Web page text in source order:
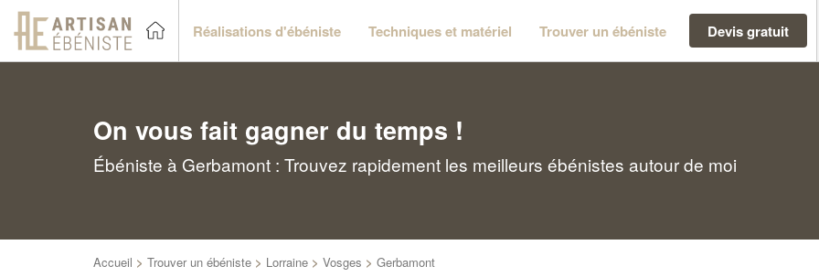
Réalisations d'ébéniste Techniques et matériel Trouver un ébéniste Devis gratuit
On vous fait gagner du temps !
Ébéniste à Gerbamont : Trouvez rapidement les meilleurs ébénistes autour de moi
Accueil > Trouver un ébéniste > Lorraine > Vosges > Gerbamont